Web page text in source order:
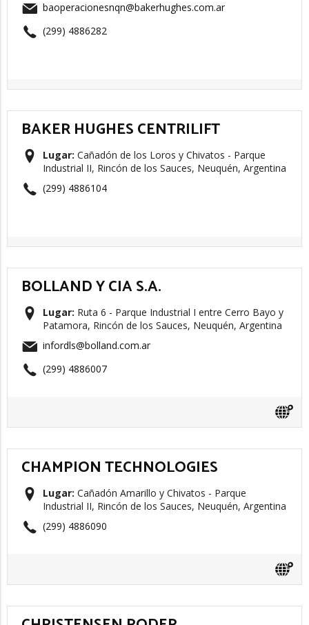
baoperacionesnqn@bakerhughes.com.ar
(299) 4886282
BAKER HUGHES CENTRILIFT
Lugar: Cañadón de los Loros y Chivatos - Parque
Industrial II, Rincón de los Sauces, Neuquén, Argentina
(299) 4886104
BOLLAND Y CIA S.A.
Lugar: Ruta 6 - Parque Industrial I entre Cerro Bayo y
Patamora, Rincón de los Sauces, Neuquén, Argentina
infordls@bolland.com.ar
(299) 4886007
CHAMPION TECHNOLOGIES
Lugar: Cañadón Amarillo y Chivatos - Parque
Industrial II, Rincón de los Sauces, Neuquén, Argentina
(299) 4886090